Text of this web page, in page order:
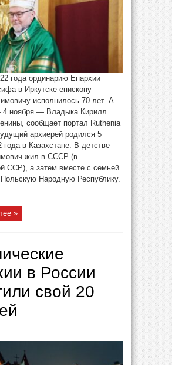
года ординарию Епархии
в Иркутске епископу
исполнилось 70 лет. А
4 ноября — Владыка Кирилл
сообщает портал Ruthenia
архиерей родился 5
года в Казахстане. В детстве
жил в СССР (в
ССР), а затем вместе с семьей
Народную Республику.
»
в России
свой 20